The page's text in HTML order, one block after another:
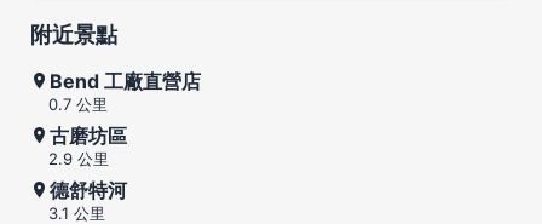
附近景點
Bend 工廠直營店
0.7 公里
古磨坊區
2.9 公里
德舒特河
3.1 公里